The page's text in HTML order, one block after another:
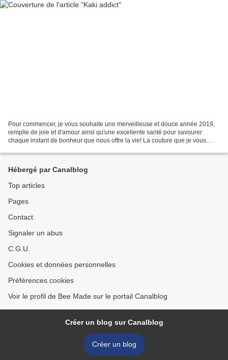
Pour commencer, je vous souhaite une merveilleuse et douce année 2019,
remplie de joie et d'amour ainsi qu'une excellente santé pour savourer
chaque instant de bonheur que nous offre la vie! La couture que je vous
Hébergé par Canalblog
Top articles
Pages
Contact
Signaler un abus
C.G.U.
Cookies et données personnelles
Préférences cookies
Voir le profil de Bee Made sur le portail Canalblog
Créer un blog sur Canalblog
Créer un blog